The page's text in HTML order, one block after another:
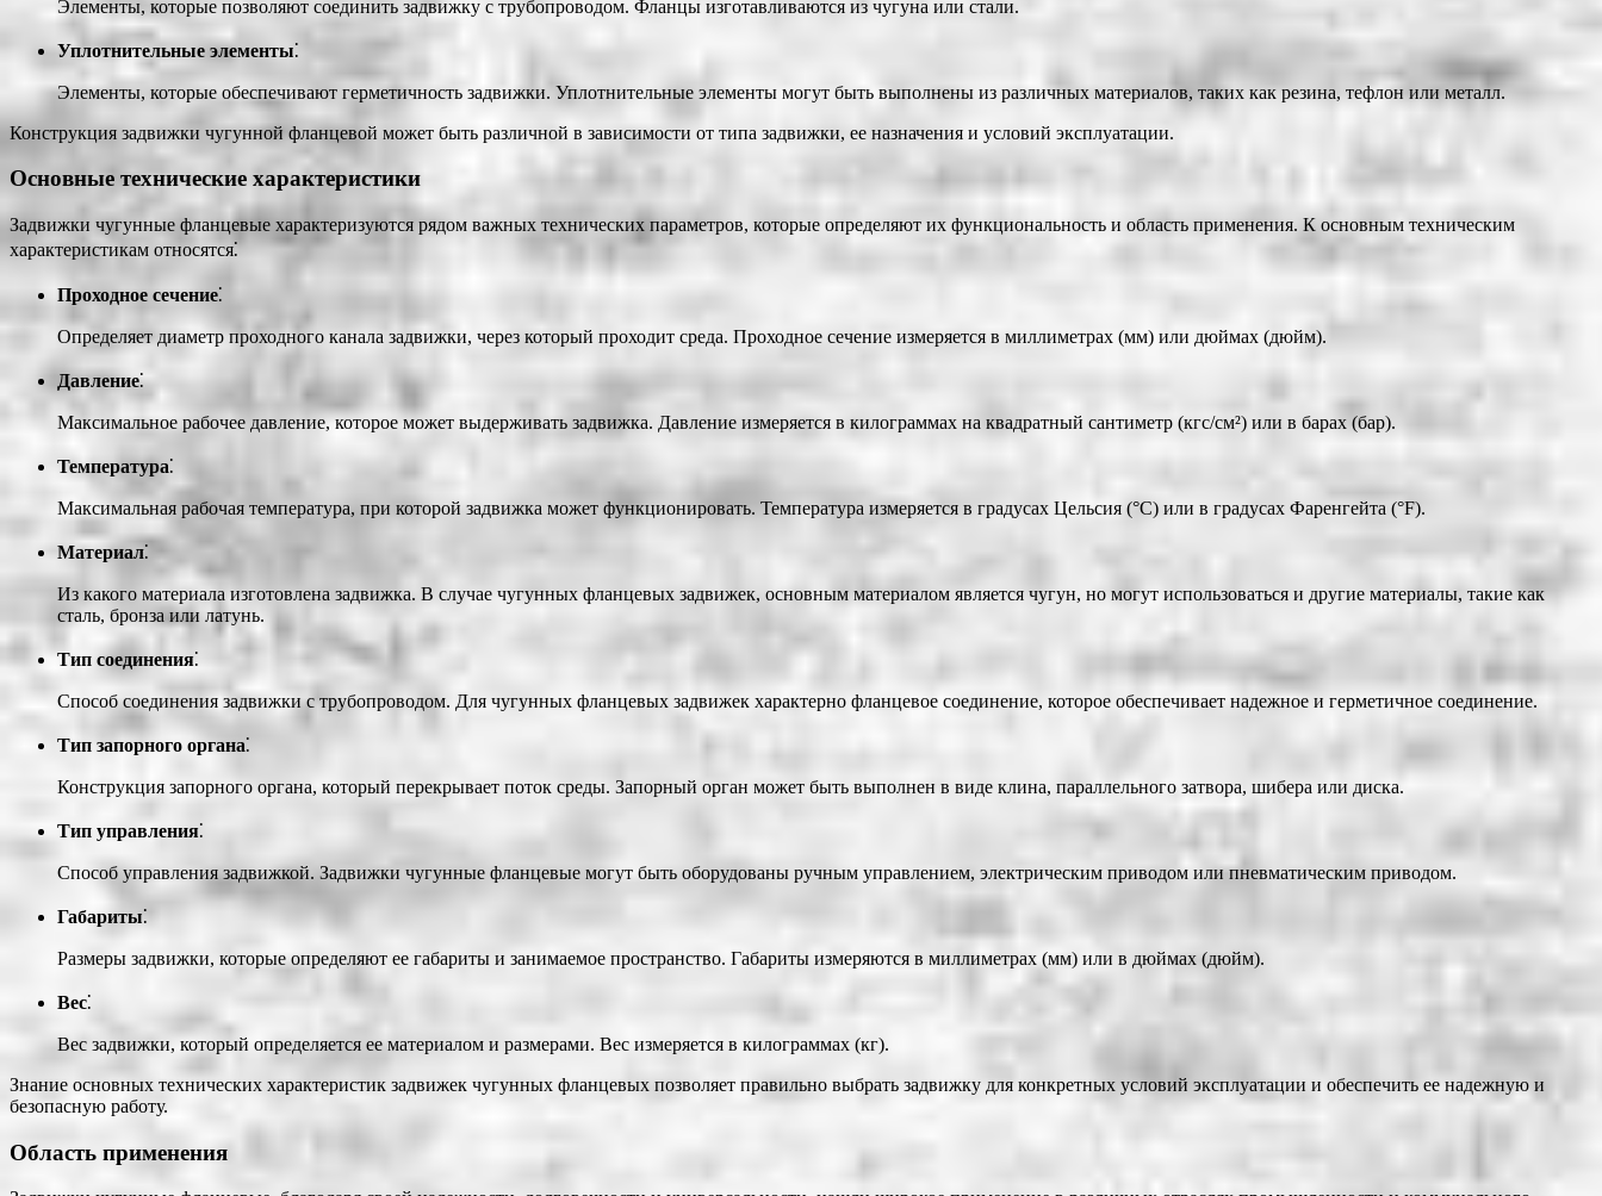
Элементы, которые позволяют соединить задвижку с трубопроводом. Фланцы изготавливаются из чугуна или стали.
Уплотнительные элементы⁚
Элементы, которые обеспечивают герметичность задвижки. Уплотнительные элементы могут быть выполнены из различных материалов, таких как резина, тефлон или металл.
Конструкция задвижки чугунной фланцевой может быть различной в зависимости от типа задвижки, ее назначения и условий эксплуатации.
Основные технические характеристики
Задвижки чугунные фланцевые характеризуются рядом важных технических параметров, которые определяют их функциональность и область применения. К основным техническим
характеристикам относятся⁚
Проходное сечение⁚
Определяет диаметр проходного канала задвижки, через который проходит среда. Проходное сечение измеряется в миллиметрах (мм) или дюймах (дюйм).
Давление⁚
Максимальное рабочее давление, которое может выдерживать задвижка. Давление измеряется в килограммах на квадратный сантиметр (кгс/см²) или в барах (бар).
Температура⁚
Максимальная рабочая температура, при которой задвижка может функционировать. Температура измеряется в градусах Цельсия (°C) или в градусах Фаренгейта (°F).
Материал⁚
Из какого материала изготовлена задвижка. В случае чугунных фланцевых задвижек, основным материалом является чугун, но могут использоваться и другие материалы, такие как
сталь, бронза или латунь.
Тип соединения⁚
Способ соединения задвижки с трубопроводом. Для чугунных фланцевых задвижек характерно фланцевое соединение, которое обеспечивает надежное и герметичное соединение.
Тип запорного органа⁚
Конструкция запорного органа, который перекрывает поток среды. Запорный орган может быть выполнен в виде клина, параллельного затвора, шибера или диска.
Тип управления⁚
Способ управления задвижкой. Задвижки чугунные фланцевые могут быть оборудованы ручным управлением, электрическим приводом или пневматическим приводом.
Габариты⁚
Размеры задвижки, которые определяют ее габариты и занимаемое пространство. Габариты измеряются в миллиметрах (мм) или в дюймах (дюйм).
Вес⁚
Вес задвижки, который определяется ее материалом и размерами. Вес измеряется в килограммах (кг).
Знание основных технических характеристик задвижек чугунных фланцевых позволяет правильно выбрать задвижку для конкретных условий эксплуатации и обеспечить ее надежную и
безопасную работу.
Область применения